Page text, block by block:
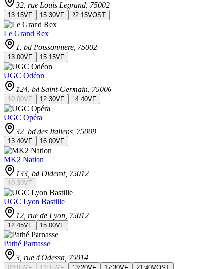
32, rue Louis Legrand , 75002
13:15VF 15:30VF 22:15VOST
Le Grand Rex
1, bd Poissonniere , 75002
13:00VF 15:15VF
UGC Odéon
124, bd Saint-Germain , 75006
10:00VF 12:30VF 14:40VF
UGC Opéra
32, bd des Italiens , 75009
13:40VF 16:00VF
MK2 Nation
133, bd Diderot, 75012
10:30VF
UGC Lyon Bastille
12, rue de Lyon , 75012
12:45VF 15:00VF
Pathé Parnasse
3, rue d'Odessa , 75014
09:05VF 11:15VF 13:20VF 17:30VF 21:40VOST